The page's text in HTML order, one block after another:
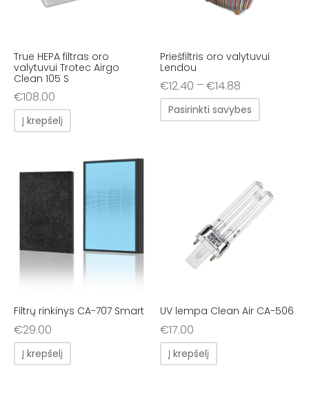
True HEPA filtras oro
valytuvui Trotec Airgo
Clean 105 S
€108.00
Į krepšelį
Priešfiltris oro valytuvui
Lendou
€12.40 –€14.88
Pasirinkti savybes
Filtrų rinkinys CA-707 Smart
€29.00
Į krepšelį
UV lempa Clean Air CA-506
€17.00
Į krepšelį